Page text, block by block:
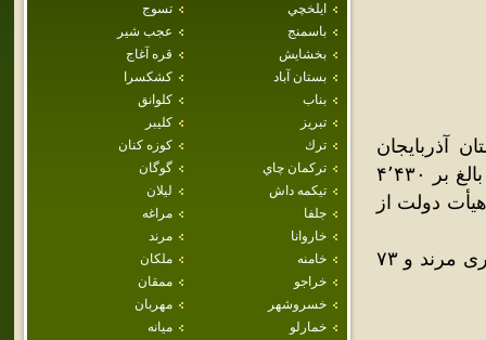
ايلخچي
تسوج
باسمنج
عجب شير
بخشايش
قره آغاج
بستان آباد
كشكسرا
بناب
كلوانق
تبريز
كليبر
ترك
كوزه كنان
تركمان چاي
گوگان
تيكمه داش
ليلان
جلفا
مراغه
خاروانا
مرند
خامنه
ملكان
خراجو
ممقان
خسروشهر
مهربان
خمارلو
ميانه
آذربایجان
شرقی است. جمعیت این شهر در سرشماری سال ۱۳۸۵ خورشیدی بالغ بر ۴٬۴۳۰
با تصویب هیأت دولت از
از جمله سوغات بناب جدید زعفران می‌باشد. این شهر در ۱۲ کیلومتری مرند و ۷۳